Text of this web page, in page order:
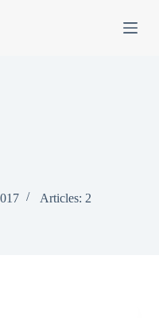
Articles: 2